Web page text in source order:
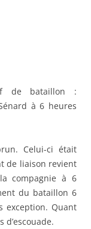
de bataillon :
à 6 heures
Celui-ci était
de liaison revient
compagnie à 6
du bataillon 6
exception. Quant